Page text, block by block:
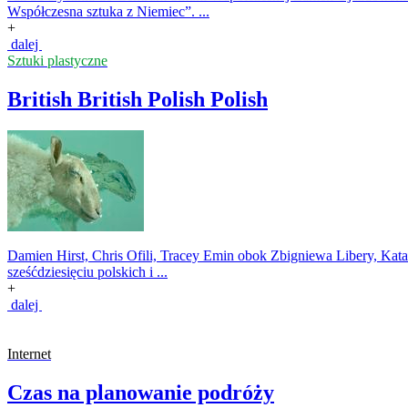
Współczesna sztuka z Niemiec”. ...
+
dalej
Sztuki plastyczne
British British Polish Polish
Damien Hirst, Chris Ofili, Tracey Emin obok Zbigniewa Libery,
sześćdziesięciu polskich i ...
+
dalej
Internet
Czas na planowanie podróży